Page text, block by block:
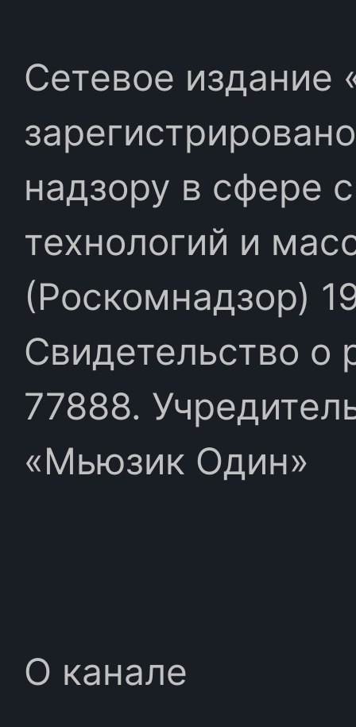
Сетевое издание
надзору в сфере
технологий и
(Роскомнадзор)
Свидетельство
77888.
«Мьюзик Один»
О канале